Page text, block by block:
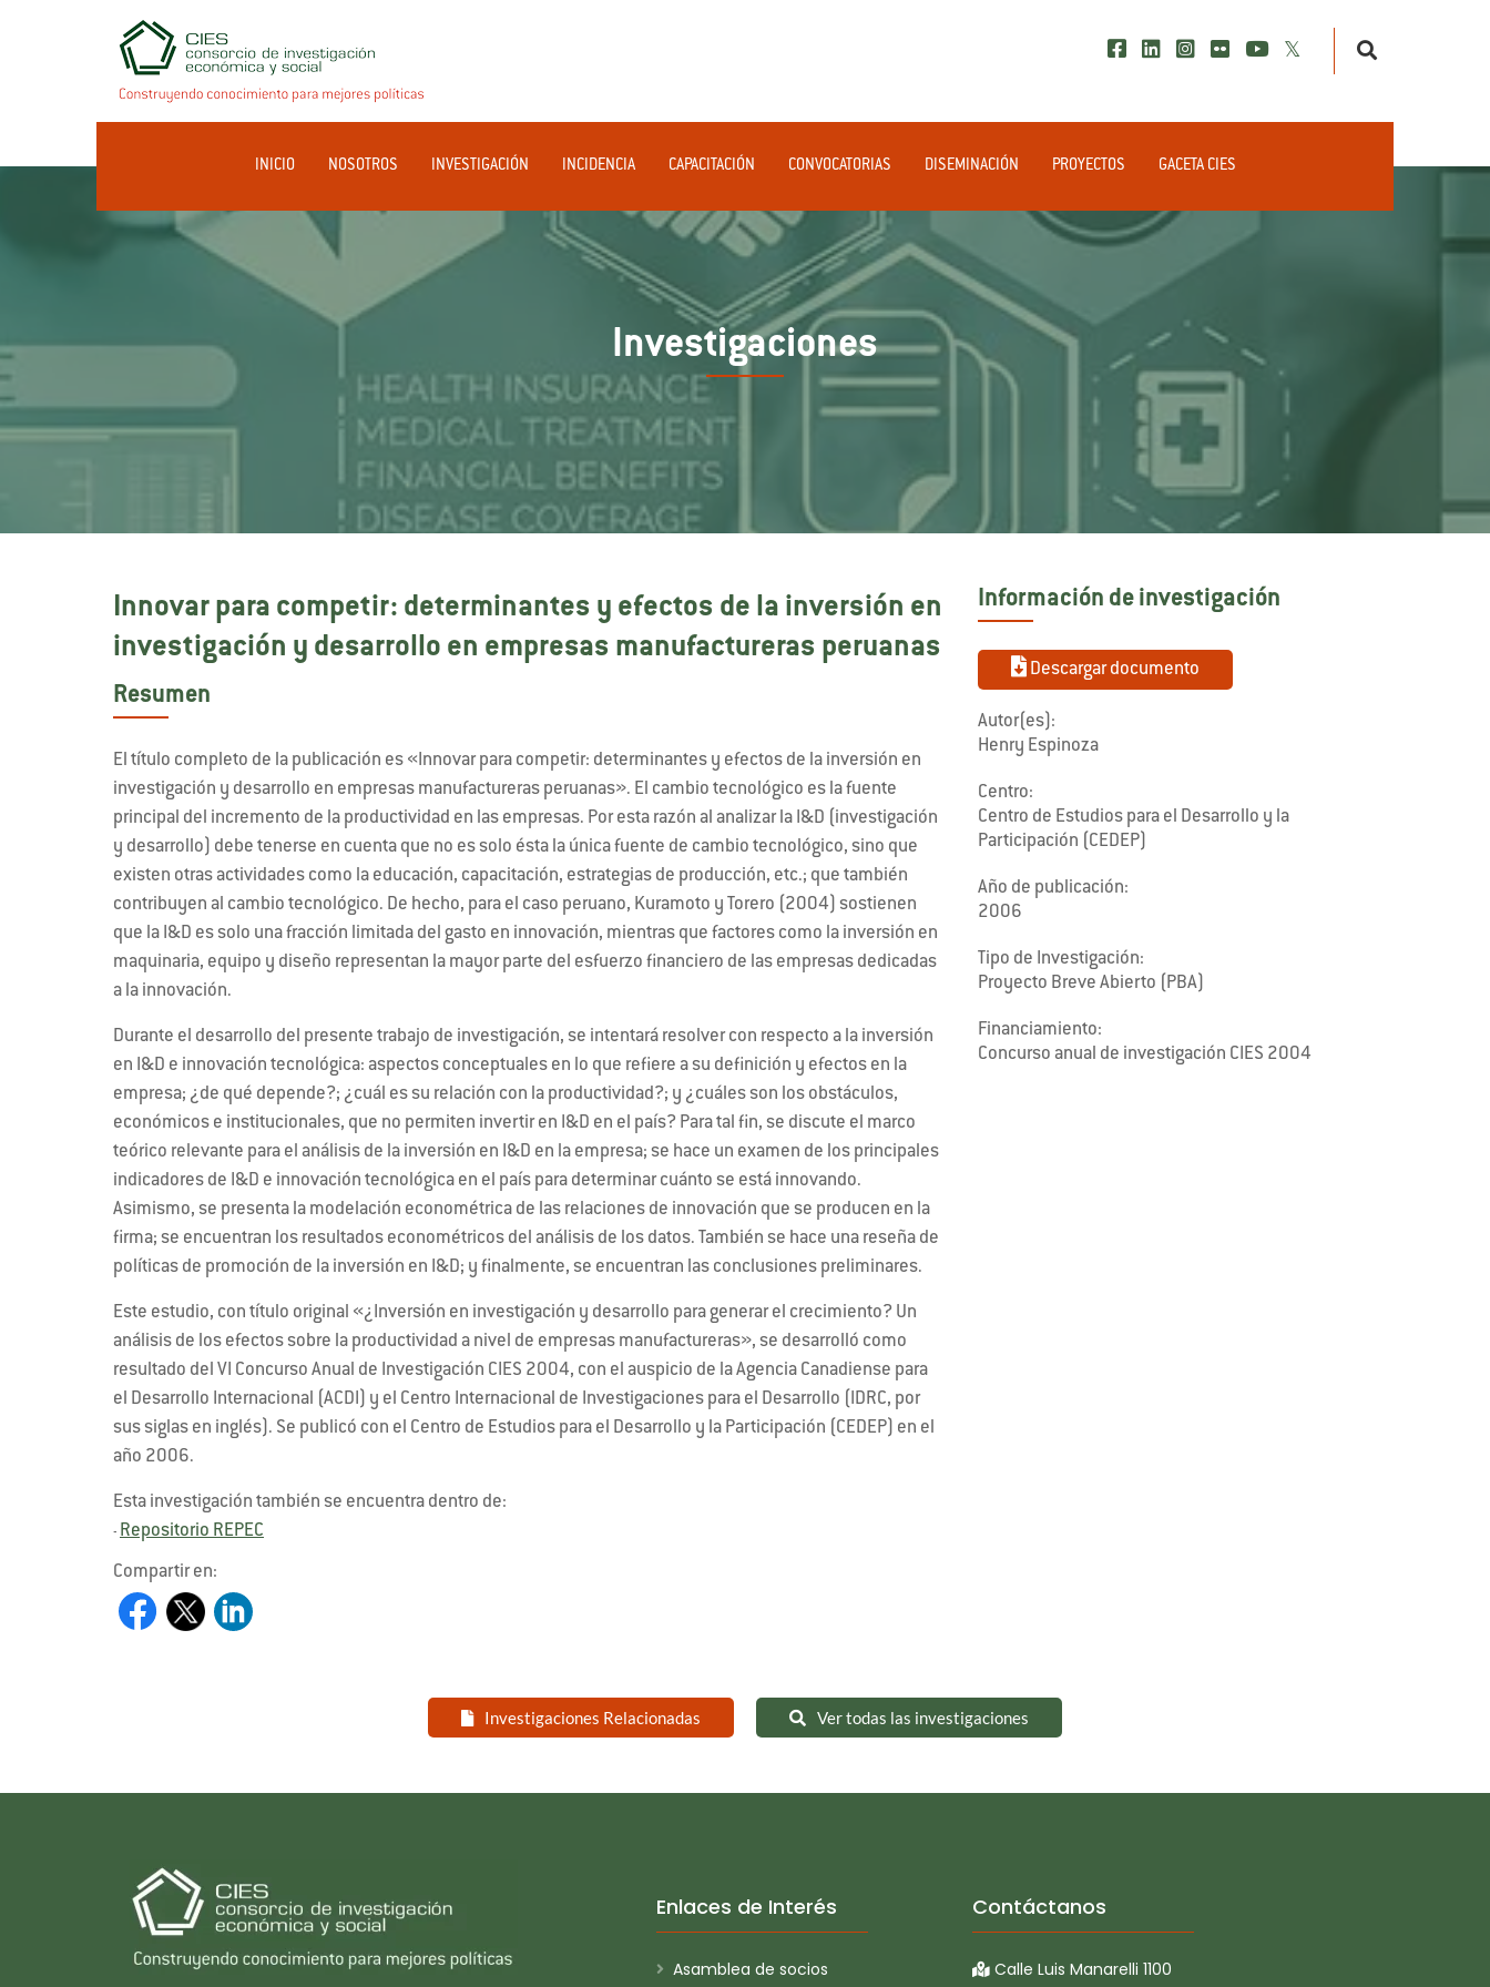
INICIO NOSOTROS INVESTIGACIÓN INCIDENCIA CAPACITACIÓN CONVOCATORIAS DISEMINACIÓN PROYECTOS GACETA CIES
Investigaciones
Innovar para competir: determinantes y efectos de la inversión en
investigación y desarrollo en empresas manufactureras peruanas
Resumen
El título completo de la publicación es «Innovar para competir: determinantes y efectos de la inversión en
investigación y desarrollo en empresas manufactureras peruanas». El cambio tecnológico es la fuente
principal del incremento de la productividad en las empresas. Por esta razón al analizar la I&D (investigación
y desarrollo) debe tenerse en cuenta que no es solo ésta la única fuente de cambio tecnológico, sino que
existen otras actividades como la educación, capacitación, estrategias de producción, etc.; que también
contribuyen al cambio tecnológico. De hecho, para el caso peruano, Kuramoto y Torero (2004) sostienen
que la I&D es solo una fracción limitada del gasto en innovación, mientras que factores como la inversión en
maquinaria, equipo y diseño representan la mayor parte del esfuerzo financiero de las empresas dedicadas
a la innovación.
Durante el desarrollo del presente trabajo de investigación, se intentará resolver con respecto a la inversión
en I&D e innovación tecnológica: aspectos conceptuales en lo que refiere a su definición y efectos en la
empresa; ¿de qué depende?; ¿cuál es su relación con la productividad?; y ¿cuáles son los obstáculos,
económicos e institucionales, que no permiten invertir en I&D en el país? Para tal fin, se discute el marco
teórico relevante para el análisis de la inversión en I&D en la empresa; se hace un examen de los principales
indicadores de I&D e innovación tecnológica en el país para determinar cuánto se está innovando.
Asimismo, se presenta la modelación econométrica de las relaciones de innovación que se producen en la
firma; se encuentran los resultados econométricos del análisis de los datos. También se hace una reseña de
políticas de promoción de la inversión en I&D; y finalmente, se encuentran las conclusiones preliminares.
Este estudio, con título original «¿Inversión en investigación y desarrollo para generar el crecimiento? Un
análisis de los efectos sobre la productividad a nivel de empresas manufactureras», se desarrolló como
resultado del VI Concurso Anual de Investigación CIES 2004, con el auspicio de la Agencia Canadiense para
el Desarrollo Internacional (ACDI) y el Centro Internacional de Investigaciones para el Desarrollo (IDRC, por
sus siglas en inglés). Se publicó con el Centro de Estudios para el Desarrollo y la Participación (CEDEP) en el
año 2006.
Esta investigación también se encuentra dentro de:
- Repositorio REPEC
Compartir en:
Información de investigación
Descargar documento
Autor(es):
Henry Espinoza
Centro:
Centro de Estudios para el Desarrollo y la
Participación (CEDEP)
Año de publicación:
2006
Tipo de Investigación:
Proyecto Breve Abierto (PBA)
Financiamiento:
Concurso anual de investigación CIES 2004
Investigaciones Relacionadas Ver todas las investigaciones
Enlaces de Interés
Asamblea de socios
Contáctanos
Calle Luis Manarelli 1100